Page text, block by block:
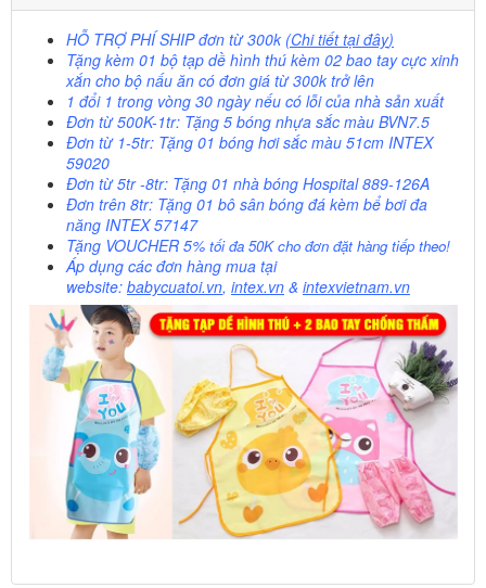
HỖ TRỢ PHÍ SHIPđơn từ 300k (Chi tiết tại đây)
Tặng kèm 01 bộ tạp dề hình thú kèm 02 bao tay cực xinh
xắn cho bộ nấu ăn có đơn giá từ 300k trở lên
1 đổi 1 trong vòng 30 ngày nếu có lỗi của nhà sản xuất
Đơn từ 500K-1tr: Tặng 5 bóng nhựa sắc màu BVN7.5
Đơn từ 1-5tr: Tặng 01 bóng hơi sắc màu 51cm INTEX
59020
Đơn từ 5tr -8tr: Tặng 01 nhà bóng Hospital 889-126A
Đơn trên 8tr: Tặng 01 bô sân bóng đá kèm bể bơi đa
năng INTEX 57147
Tặng VOUCHER 5% tối đa 50K cho đơn đặt hàng tiếp theo!
Áp dụng các đơn hàng mua tại
website: babycuatoi.vn, intex.vn & intexvietnam.vn